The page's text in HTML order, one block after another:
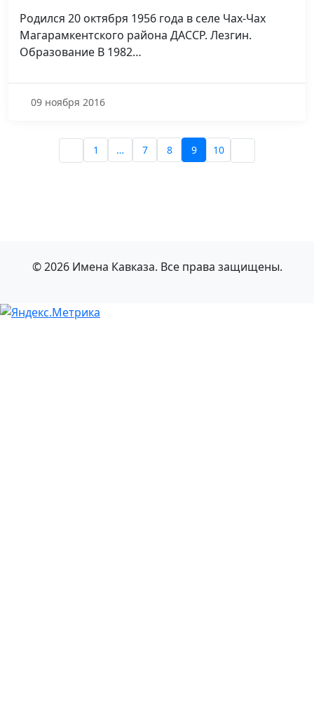
Родился 20 октября 1956 года в селе Чах-Чах
Магарамкентского района ДАССР. Лезгин.
Образование В 1982…
09 ноября 2016
1 … 7 8 9 10
© 2026 Имена Кавказа. Все права защищены.